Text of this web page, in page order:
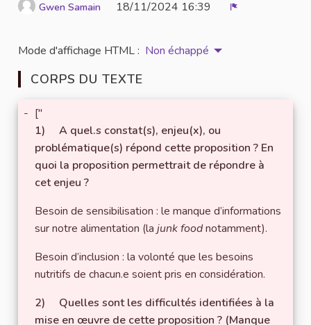
Gwen Samain 18/11/2024 16:39
Mode d'affichage HTML : Non échappé
CORPS DU TEXTE
- ["
1) A quel.s constat(s), enjeu(x), ou
problématique(s) répond cette proposition ? En
quoi la proposition permettrait de répondre à
cet enjeu ?
Besoin de sensibilisation : le manque d’informations
sur notre alimentation (la junk foodnotamment).
Besoin d’inclusion : la volonté que les besoins
nutritifs de chacun.e soient pris en considération.
2) Quelles sont les difficultés identifiées à la
mise en œuvre de cette proposition ? (Manque